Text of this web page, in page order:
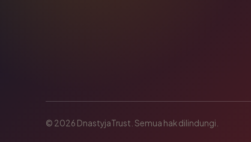
© 2026 DnastyjaTrust. Semua hak dilindungi.